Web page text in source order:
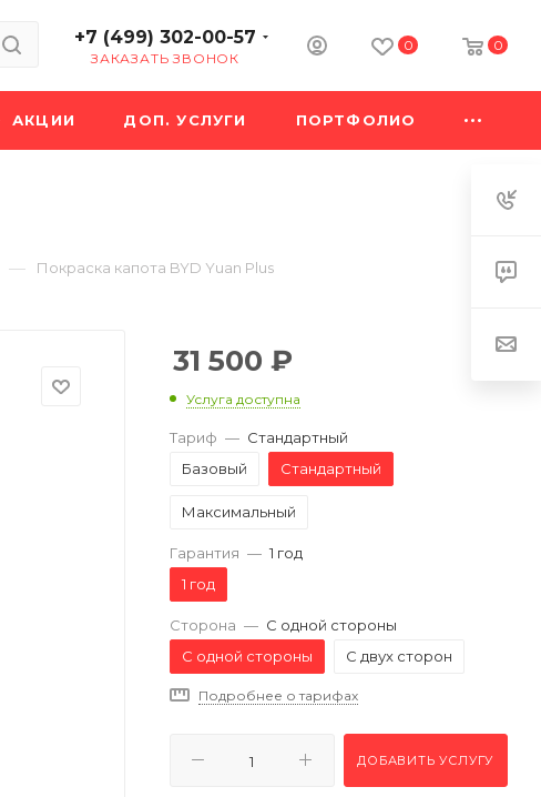
+7 (499) 302-00-57
ЗАКАЗАТЬ ЗВОНОК
0 0
АКЦИИ ДОП. УСЛУГИ ПОРТФОЛИО
— Покраска капота BYD Yuan Plus
31 500 ₽
Услуга доступна
Тариф — Стандартный
Базовый
Стандартный
Максимальный
Гарантия — 1 год
1 год
Сторона — С одной стороны
С одной стороны
С двух сторон
Подробнее о тарифах
ДОБАВИТЬ УСЛУГУ